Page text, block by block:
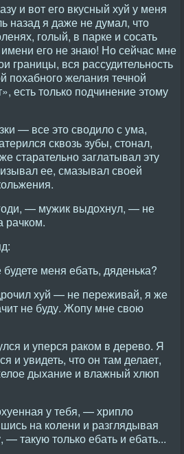
и вот его вкусный хуй у меня
назад я даже не думал, что
голый, в парке и сосать
его не знаю! Но сейчас мне
границы, вся рассудительность
похабного желания течной
есть только подчинение этому
— все это сводило с ума,
сквозь зубы, стонал,
старательно заглатывал эту
ее, смазывал своей
— мужик выдохнул, — не
рачком.
меня ебать, дяденька?
хуй — не переживай, я же
не буду. Жопу мне свою
и уперся раком в дерево. Я
и увидеть, что он там делает,
дыхание и влажный хлюп
у тебя, — хрипло
на колени и разглядывая
такую только ебать и ебать...